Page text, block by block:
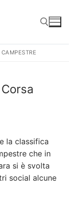
la classifica
che in
si è svolta
social alcune